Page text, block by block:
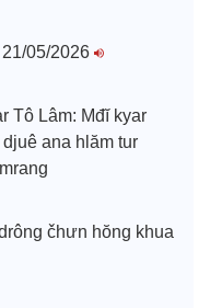
05/2026
Tô Lâm: Mđĭ kyar
ana hlăm tur
čhưn hŏng khua